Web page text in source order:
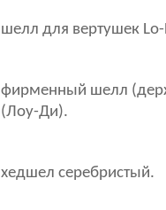
шелл для вертушек
фирменный шелл
(Лоу-Ди).
хедшел серебристый.